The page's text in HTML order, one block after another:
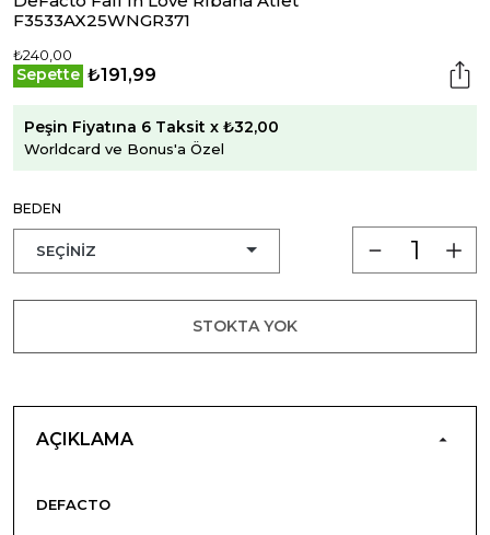
F3533AX25WNGR371
₺240,00
Sepette ₺191,99
Peşin Fiyatına 6 Taksit x ₺32,00
Worldcard ve Bonus'a Özel
BEDEN
STOKTA YOK
AÇIKLAMA
DEFACTO